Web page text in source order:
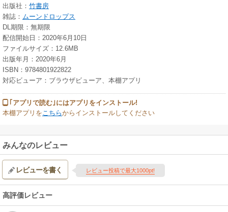
出版社： 竹書房
雑誌： ムーンドロップス
DL期限：無期限
配信開始日：2020年6月10日
ファイルサイズ：12.6MB
出版年月：2020年6月
ISBN：9784801922822
対応ビューア：ブラウザビューア、本棚アプリ
｢アプリで読む｣にはアプリをインストール!
本棚アプリをこちらからインストールしてください
みんなのレビュー
レビューを書く レビュー投稿で最大1000pt!
高評価レビュー